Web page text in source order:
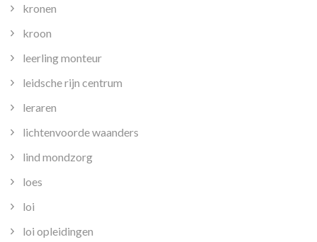
kronen
kroon
leerling monteur
leidsche rijn centrum
leraren
lichtenvoorde waanders
lind mondzorg
loes
loi
loi opleidingen